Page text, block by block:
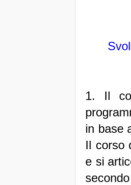
1. Il
in base
Il corso
e si